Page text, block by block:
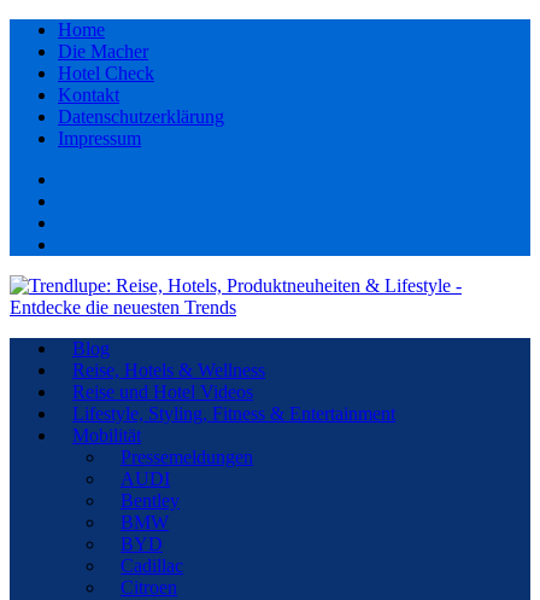
Home
Die Macher
Hotel Check
Kontakt
Datenschutzerklärung
Impressum
Blog
Reise, Hotels & Wellness
Reise und Hotel Videos
Lifestyle, Styling, Fitness & Entertainment
Mobilität
Pressemeldungen
AUDI
Bentley
BMW
BYD
Cadillac
Citroen